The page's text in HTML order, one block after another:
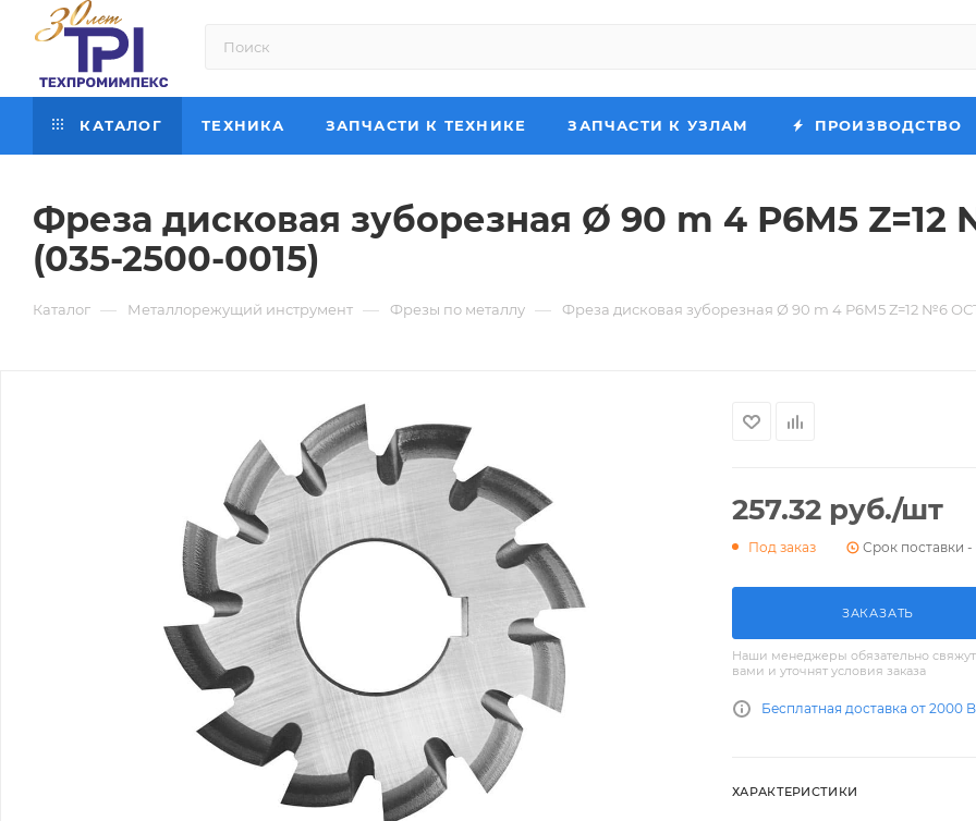
КАТАЛОГ ТЕХНИКА ЗАПЧАСТИ К ТЕХНИКЕ ЗАПЧАСТИ К УЗЛАМ ПРОИЗВОДСТВО
Фреза дисковая зуборезная Ø 90 m 4 Р6М5 Z=12
(035-2500-0015)
Каталог — Металлорежущий инструмент — Фрезы по металлу — Фреза дисковая зуборезная Ø 90 m 4 Р6М5 Z=12 №6
257.32 руб./шт
Под заказ Срок поставки -
ЗАКАЗАТЬ
Наши менеджеры обязательно
вами и уточнят условия заказа
Бесплатная доставка от 2000
ХАРАКТЕРИСТИКИ